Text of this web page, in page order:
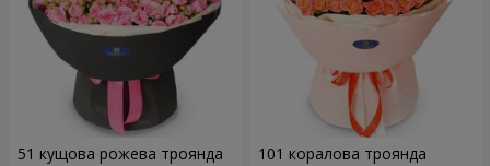
51 кущова рожева троянда 101 коралова троянда